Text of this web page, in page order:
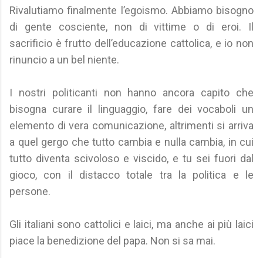
Rivalutiamo finalmente l’egoismo. Abbiamo bisogno
di gente cosciente, non di vittime o di eroi. Il
sacrificio è frutto dell’educazione cattolica, e io non
rinuncio a un bel niente.
I nostri politicanti non hanno ancora capito che
bisogna curare il linguaggio, fare dei vocaboli un
elemento di vera comunicazione, altrimenti si arriva
a quel gergo che tutto cambia e nulla cambia, in cui
tutto diventa scivoloso e viscido, e tu sei fuori dal
gioco, con il distacco totale tra la politica e le
persone.
Gli italiani sono cattolici e laici, ma anche ai più laici
piace la benedizione del papa. Non si sa mai.